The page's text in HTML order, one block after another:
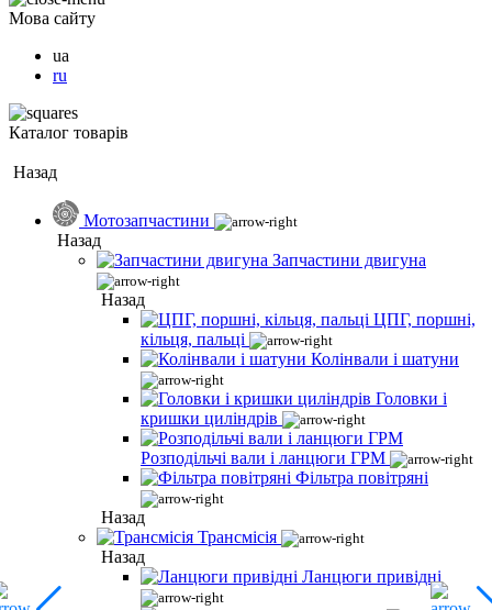
Мова сайту
ua
ru
Каталог товарів
Назад
Мотозапчастини
Назад
Запчастини двигуна
Назад
ЦПГ, поршні,
кільця, пальці
Колінвали і шатуни
Головки і
кришки циліндрів
Розподільчі вали і ланцюги ГРМ
Фільтра повітряні
Назад
Трансмісія
Назад
Ланцюги привідні